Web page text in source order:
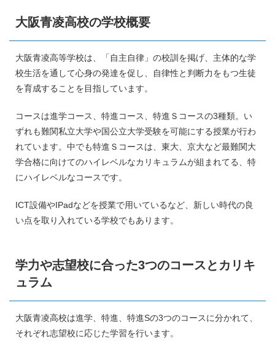
大阪青凌高校の学校概要
大阪青凌高等学校は、「自主自律」の校訓を掲げ、主体的な学
校生活を通して心身の発達を促し、自律性と判断力をもつ生徒
を育成することを目指しています。
コースは進学コース、特進コース、特進Ｓコースの3種類。い
ずれも難関私立大学や国公立大学受験を可能にする授業が行わ
れています。中でも特進Ｓコースは、東大、京大など最難関大
学合格に向けてのハイレベルなカリキュラムが組まれてる、特
にハイレベルなコースです。
ICT設備やIPadなどを授業で用いているなど、新しい時代の良
い点を取り入れている学校でもあります。
学力や志望校に合った3つのコースとカリキ
ュラム
大阪青凌高校は進学、特進、特進Sの3つのコースに分かれて、
それぞれ志望校に応じた学習を行います。